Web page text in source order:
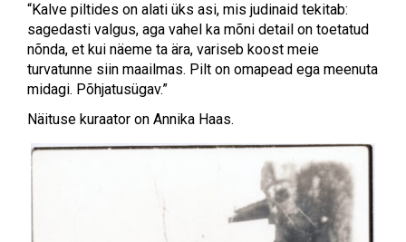
“Kalve piltides on alati üks asi, mis judinaid tekitab:
sagedasti valgus, aga vahel ka mõni detail on toetatud
nõnda, et kui näeme ta ära, variseb koost meie
turvatunne siin maailmas. Pilt on omapead ega meenuta
midagi. Põhjatusügav.”
Näituse kuraator on Annika Haas.